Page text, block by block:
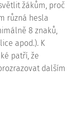
žákům, proč
různá hesla
8 znaků,
apod.). K
patří, že
dalším